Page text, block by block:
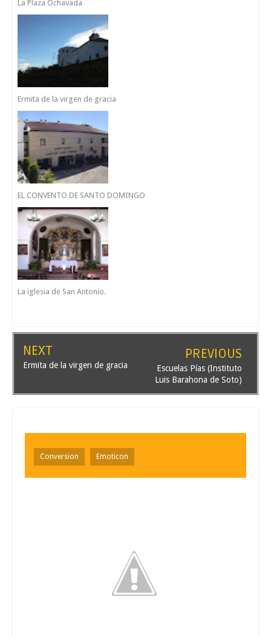
La Plaza Ochavada
Ermita de la virgen de gracia
EL CONVENTO DE SANTO DOMINGO
La iglesia de San Antonio.
NEXT
Ermita de la virgen de gracia
PREVIOUS
Escuelas Pías (Instituto
Luis Barahona de Soto)
Conversion Emoticon